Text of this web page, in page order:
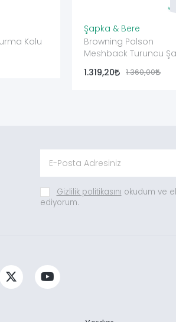
Kolu
Şapka & Bere
Browning Polson
Meshback Turuncu
1.319,20 1.360,00
Gizlilik politikasını okudum ve
ediyorum.